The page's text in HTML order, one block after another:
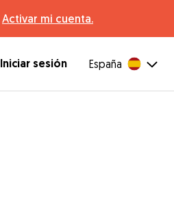
Activar mi cuenta.
Iniciar sesión España